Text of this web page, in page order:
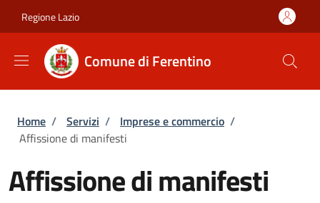
Regione Lazio
Comune di Ferentino
Briciole di pane
Home / Servizi / Imprese e commercio /
Affissione di manifesti
Affissione di manifesti